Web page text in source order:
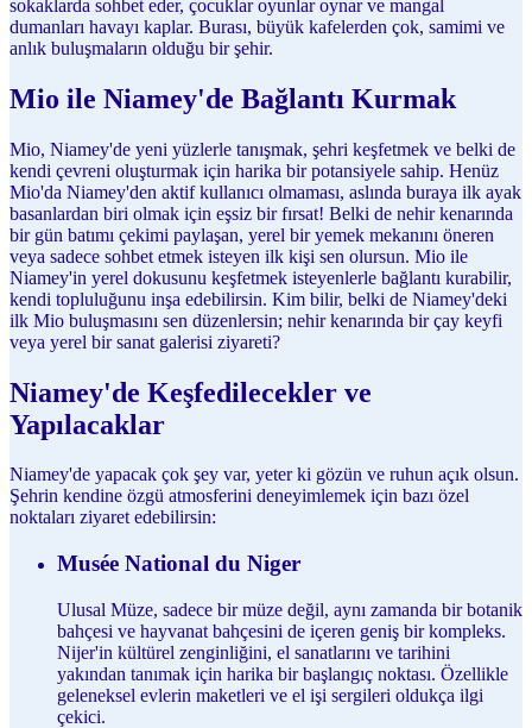
sokaklarda sohbet eder, çocuklar oyunlar oynar ve mangal
dumanları havayı kaplar. Burası, büyük kafelerden çok, samimi ve
anlık buluşmaların olduğu bir şehir.
Mio ile Niamey'de Bağlantı Kurmak
Mio, Niamey'de yeni yüzlerle tanışmak, şehri keşfetmek ve belki de
kendi çevreni oluşturmak için harika bir potansiyele sahip. Henüz
Mio'da Niamey'den aktif kullanıcı olmaması, aslında buraya ilk ayak
basanlardan biri olmak için eşsiz bir fırsat! Belki de nehir kenarında
bir gün batımı çekimi paylaşan, yerel bir yemek mekanını öneren
veya sadece sohbet etmek isteyen ilk kişi sen olursun. Mio ile
Niamey'in yerel dokusunu keşfetmek isteyenlerle bağlantı kurabilir,
kendi topluluğunu inşa edebilirsin. Kim bilir, belki de Niamey'deki
ilk Mio buluşmasını sen düzenlersin; nehir kenarında bir çay keyfi
veya yerel bir sanat galerisi ziyareti?
Niamey'de Keşfedilecekler ve
Yapılacaklar
Niamey'de yapacak çok şey var, yeter ki gözün ve ruhun açık olsun.
Şehrin kendine özgü atmosferini deneyimlemek için bazı özel
noktaları ziyaret edebilirsin:
Musée National du Niger
Ulusal Müze, sadece bir müze değil, aynı zamanda bir botanik
bahçesi ve hayvanat bahçesini de içeren geniş bir kompleks.
Nijer'in kültürel zenginliğini, el sanatlarını ve tarihini
yakından tanımak için harika bir başlangıç noktası. Özellikle
geleneksel evlerin maketleri ve el işi sergileri oldukça ilgi
çekici.